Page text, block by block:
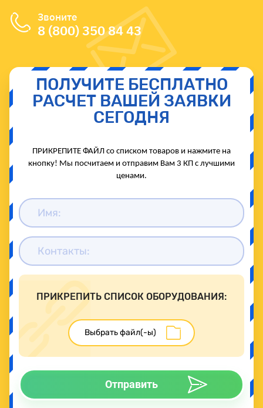
ПОЛУЧИТЕ БЕСПЛАТНО
РАСЧЕТ ВАШЕЙ ЗАЯВКИ
СЕГОДНЯ
ПРИКРЕПИТЕ ФАЙЛ со списком товаров и нажмите на
кнопку! Мы посчитаем и отправим Вам 3 КП с лучшими
ценами.
ПРИКРЕПИТЬ СПИСОК ОБОРУДОВАНИЯ:
Отправить
Звоните
8 (800) 350 84 43